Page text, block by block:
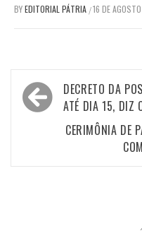
BYEDITORIAL PÁTRIA /16 DE
Navegação
de
DECRETO DA
ATÉ DIA 15, DIZ
CERIMÔNIA DE